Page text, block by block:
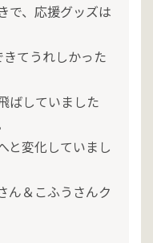
で、応援グッズは
てうれしかった
ばしていました
と変化していまし
ん＆こふうさんク